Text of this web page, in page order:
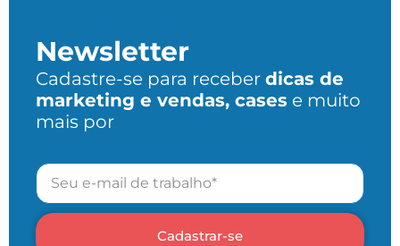
Newsletter
Cadastre-se para receber dicas de
marketing e vendas, cases e muito
mais por
Cadastrar-se